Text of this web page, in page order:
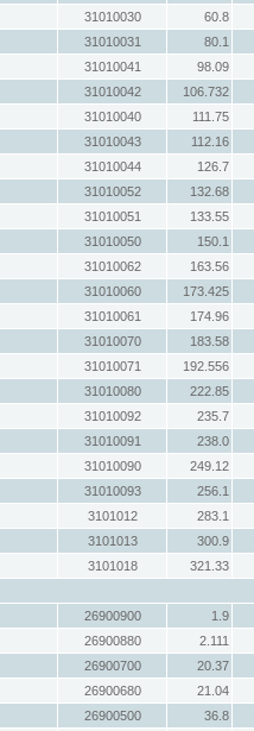
31010030
60.8
31010031
80.1
31010041
98.09
31010042
106.732
31010040
111.75
31010043
112.16
31010044
126.7
31010052
132.68
31010051
133.55
31010050
150.1
31010062
163.56
31010060
173.425
31010061
174.96
31010070
183.58
31010071
192.556
31010080
222.85
31010092
235.7
31010091
238.0
31010090
249.12
31010093
256.1
3101012
283.1
3101013
300.9
3101018
321.33
26900900
1.9
26900880
2.111
26900700
20.37
26900680
21.04
26900500
36.8